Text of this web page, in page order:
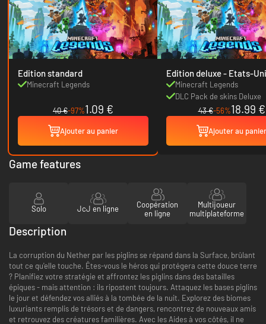
Edition standard
Minecraft Legends
40 €-97%1.09 €
Ajouter au panier
Edition deluxe - Etats-
Minecraft Legends
DLC Pack de skins Deluxe
43 €-56%18.99 €
Ajouter au panier
Game features
Solo JcJ en ligne
Coopération
en ligne
Multijoueur
multiplateforme
Description
La corruption du Nether par les piglins se répand dans la Surface, brûlant
tout ce qu'elle touche. Êtes-vous le héros qui protégera cette douce terre
? Planifiez votre stratégie et affrontez les piglins dans des batailles
épiques - mais attention : ils ripostent toujours. Attaquez les bases piglins
le jour et défendez vos alliés à la tombée de la nuit. Explorez des biomes
luxuriants remplis de trésors et de dangers, rencontrez de nouveaux amis
et retrouvez des créatures familières. Avec les Aides à vos côtés, il ne